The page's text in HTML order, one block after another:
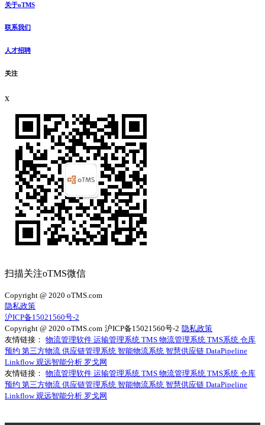
关于oTMS
联系我们
人才招聘
关注
x
扫描关注oTMS微信
Copyright @ 2020 oTMS.com
隐私政策
沪ICP备15021560号-2
Copyright @ 2020 oTMS.com 沪ICP备15021560号-2 隐私政策
友情链接： 物流管理软件 运输管理系统 TMS 物流管理系统 TMS系统 仓库
预约 第三方物流 供应链管理系统 智能物流系统 智慧供应链 DataPipeline
Linkflow观远智能分析 罗戈网
友情链接： 物流管理软件 运输管理系统 TMS 物流管理系统 TMS系统 仓库
预约 第三方物流 供应链管理系统 智能物流系统 智慧供应链 DataPipeline
Linkflow观远智能分析 罗戈网